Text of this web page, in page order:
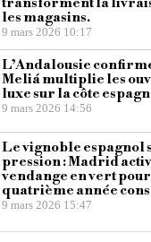
les magasins.
9 mars 2026 10:17
L’Andalousie
Meliá multiplie les
luxe sur la côte
9 mars 2026 14:56
Le vignoble espagnol
pression : Madrid
vendange en vert
quatrième année
9 mars 2026 15:47